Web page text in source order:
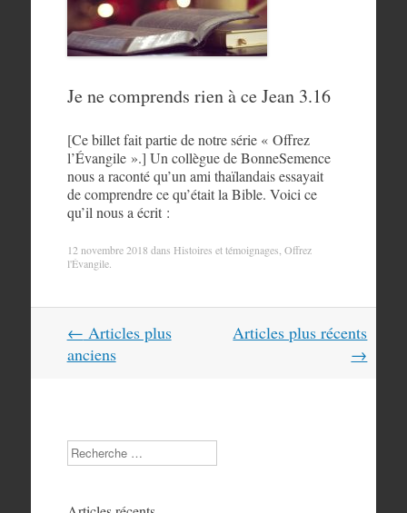
Je ne comprends rien à ce Jean 3.16
[Ce billet fait partie de notre série « Offrez
l’Évangile ».] Un collègue de BonneSemence
nous a raconté qu’un ami thaïlandais essayait
de comprendre ce qu’était la Bible. Voici ce
qu’il nous a écrit :
12 novembre 2018 dans Histoires et témoignages Offrez
l'Évangile.
Navigation
dans
← Articles plus
anciens
Articles plus récents
→
Search